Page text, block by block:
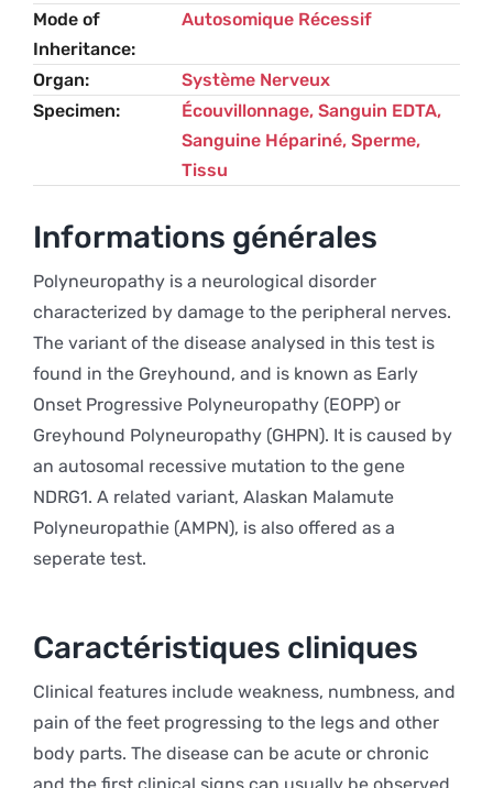
Mode of
Inheritance
Autosomique Récessif
Organ
Système Nerveux
Specimen
Écouvillonnage, Sanguin EDTA,
Sanguine Hépariné, Sperme,
Tissu
Informations générales
Polyneuropathy is a neurological disorder
characterized by damage to the peripheral nerves.
The variant of the disease analysed in this test is
found in the Greyhound, and is known as Early
Onset Progressive Polyneuropathy (EOPP) or
Greyhound Polyneuropathy (GHPN). It is caused by
an autosomal recessive mutation to the gene
NDRG1. A related variant, Alaskan Malamute
Polyneuropathie (AMPN), is also offered as a
seperate test.
Caractéristiques cliniques
Clinical features include weakness, numbness, and
pain of the feet progressing to the legs and other
body parts. The disease can be acute or chronic